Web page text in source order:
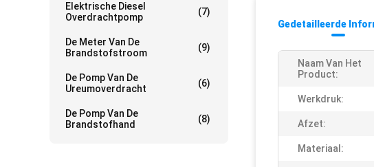
Elektrische Diesel
Overdrachtpomp
(7)
De Meter Van De
Brandstofstroom
(9)
De Pomp Van De
Ureumoverdracht
(6)
De Pomp Van De
Brandstofhand
(8)
Gedetailleerde
Naam Van Het
Product:
Werkdruk:
Afzet:
Materiaal: